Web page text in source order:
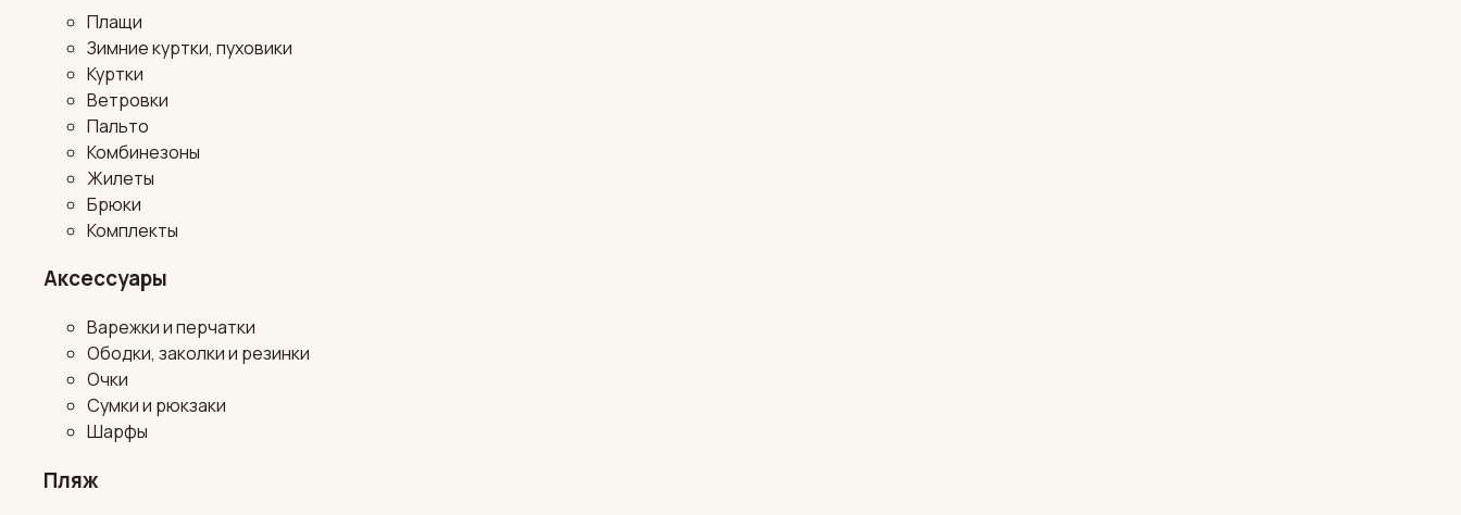
Плащи
Зимние куртки, пуховики
Куртки
Ветровки
Пальто
Комбинезоны
Жилеты
Брюки
Комплекты
Аксессуары
Варежки и перчатки
Ободки, заколки и резинки
Очки
Сумки и рюкзаки
Шарфы
Пляж